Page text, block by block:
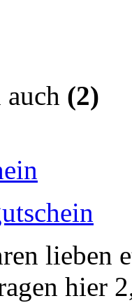
(2)
lieben
hier